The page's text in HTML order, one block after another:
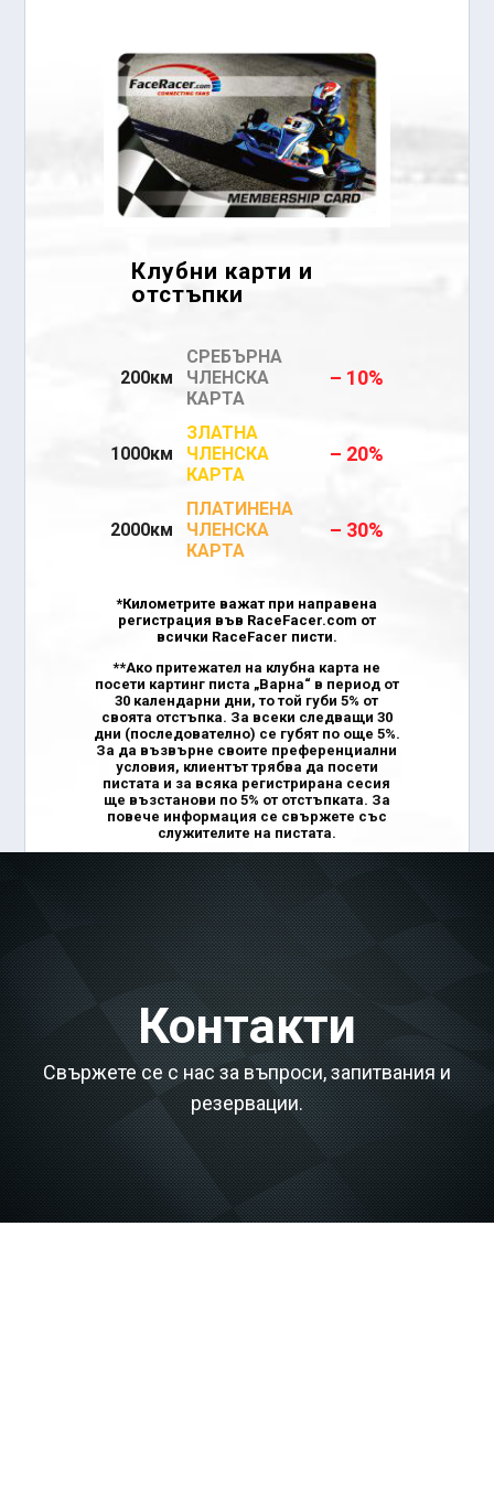
Клубни карти и
отстъпки
200км
СРЕБЪРНА
ЧЛЕНСКА
КАРТА
– 10%
1000км
ЗЛАТНА
ЧЛЕНСКА
КАРТА
– 20%
2000км
ПЛАТИНЕНА
ЧЛЕНСКА
КАРТА
– 30%
*Километрите важат при направена
регистрация във RaceFacer.com от
всички RaceFacer писти.
**Ако притежател на клубна карта не
посети картинг писта „Варна“ в период от
30 календарни дни, то той губи 5% от
своята отстъпка. За всеки следващи 30
дни (последователно) се губят по още 5%.
За да възвърне своите преференциални
условия, клиентът трябва да посети
пистата и за всяка регистрирана сесия
ще възстанови по 5% от отстъпката. За
повече информация се свържете със
служителите на пистата.
Контакти
Свържете се с нас за въпроси, запитвания и
резервации.